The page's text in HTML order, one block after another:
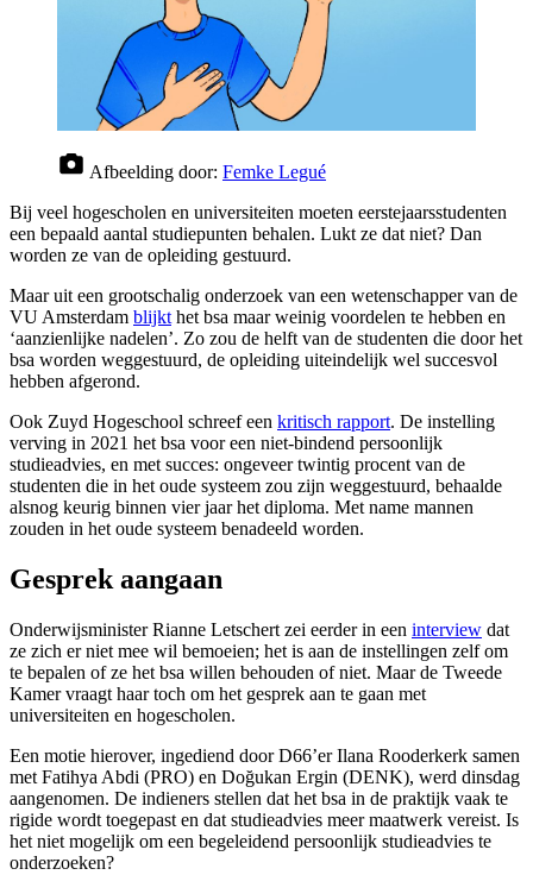
Afbeelding door: Femke Legué
Bij veel hogescholen en universiteiten moeten eerstejaarsstudenten
een bepaald aantal studiepunten behalen. Lukt ze dat niet? Dan
worden ze van de opleiding gestuurd.
Maar uit een grootschalig onderzoek van een wetenschapper van de
VU Amsterdam blijkthet bsa maar weinig voordelen te hebben en
‘aanzienlijke nadelen’. Zo zou de helft van de studenten die door het
bsa worden weggestuurd, de opleiding uiteindelijk wel succesvol
hebben afgerond.
Ook Zuyd Hogeschool schreef een kritisch rapport. De instelling
verving in 2021 het bsa voor een niet-bindend persoonlijk
studieadvies, en met succes: ongeveer twintig procent van de
studenten die in het oude systeem zou zijn weggestuurd, behaalde
alsnog keurig binnen vier jaar het diploma. Met name mannen
zouden in het oude systeem benadeeld worden.
Gesprek aangaan
Onderwijsminister Rianne Letschert zei eerder in een interview dat
ze zich er niet mee wil bemoeien; het is aan de instellingen zelf om
te bepalen of ze het bsa willen behouden of niet. Maar de Tweede
Kamer vraagt haar toch om het gesprek aan te gaan met
universiteiten en hogescholen.
Een motie hierover, ingediend door D66’er Ilana Rooderkerk samen
met Fatihya Abdi (PRO) en Doğukan Ergin (DENK), werd dinsdag
aangenomen. De indieners stellen dat het bsa in de praktijk vaak te
rigide wordt toegepast en dat studieadvies meer maatwerk vereist. Is
het niet mogelijk om een begeleidend persoonlijk studieadvies te
onderzoeken?